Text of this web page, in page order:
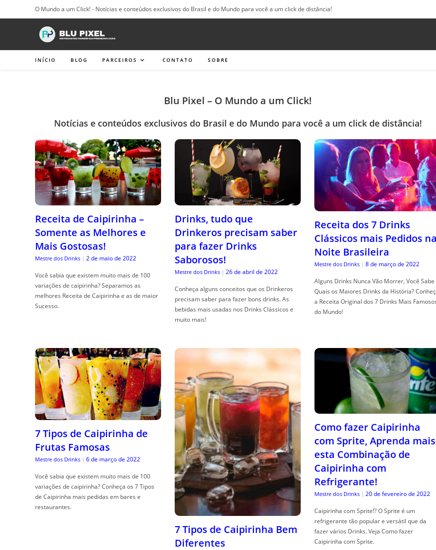
para
O Mundo a um Click! - Notícias e conteúdos exclusivos do Brasil e do Mundo para você a um click de distância!
INÍCIO BLOG PARCEIROS CONTATO SOBRE
Blu Pixel – O Mundo a um Click!
Notícias e conteúdos exclusivos do Brasil e do Mundo para você a um click de distância!
Receita de Caipirinha –
Somente as Melhores e
Mais Gostosas!
Mestre dos Drinks | 2 de maio de 2022
Você sabia que existem muito mais de 100
variações de caipirinha? Separamos as
melhores Receita de Caipirinha e as de maior
Sucesso.
Drinks, tudo que
Drinkeros precisam saber
para fazer Drinks
Saborosos!
Mestre dos Drinks | 26 de abril de 2022
Conheça alguns conceitos que os Drinkeros
precisam saber para fazer bons drinks. As
bebidas mais usadas nos Drinks Clássicos e
muito mais!
Receita dos 7 Drinks
Clássicos mais Pedidos
Noite Brasileira
Mestre dos Drinks | 8 de março de 2022
Alguns Drinks Nunca Vão Morrer, Você Sabe
Quais os Maiores Drinks da História?
a Receita Original dos 7 Drinks Mais
do Mundo!
7 Tipos de Caipirinha de
Frutas Famosas
Mestre dos Drinks | 6 de março de 2022
Você sabia que existem muito mais de 100
variações de caipirinha? Conheça os 7 Tipos
de Caipirinha mais pedidas em bares e
restaurantes.
7 Tipos de Caipirinha Bem
Diferentes
Como fazer Caipirinha
com Sprite, Aprenda mais
esta Combinação de
Caipirinha com
Refrigerante!
Mestre dos Drinks | 20 de fevereiro de 2022
Caipirinha com Sprite!? O Sprite é um
refrigerante tão popular e versátil que da
fazer vários Drinks. Veja Como fazer
Caipirinha com Sprite.